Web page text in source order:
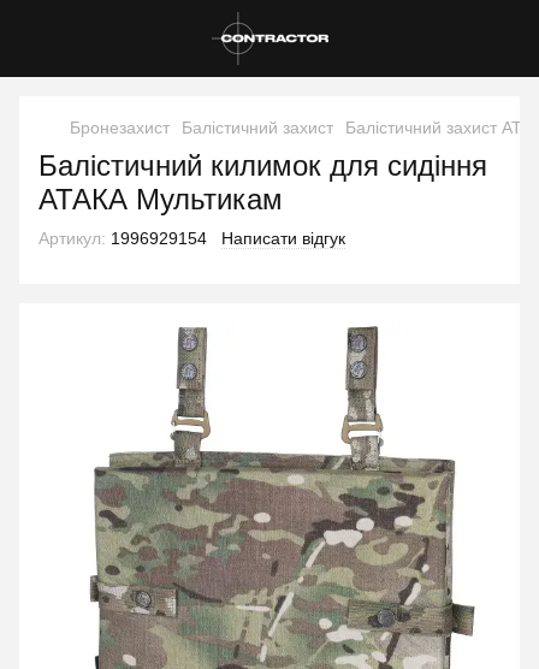
Бронезахист Балістичний захист Балістичний захист
Балістичний килимок для сидіння
АТАКА Мультикам
Артикул: 1996929154 Написати відгук